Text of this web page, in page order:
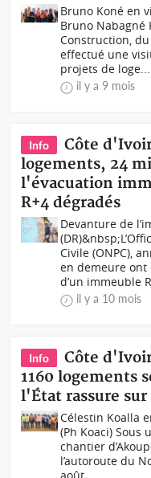
Bruno Koné en
Bruno Nabagné
Construction, du
effectué une
projets de loge...
il y a 9 mois
Info
Côte
logements, 24
l'évacuation
R+4 dégradés
Devanture de
Civile (ONPC),
en demeure ont
d’un immeuble
il y a 10 mois
Info
Côte
1160 logements
l'État rassure
Célestin Koalla
(Ph Koaci) Sous
chantier
l’autoroute du